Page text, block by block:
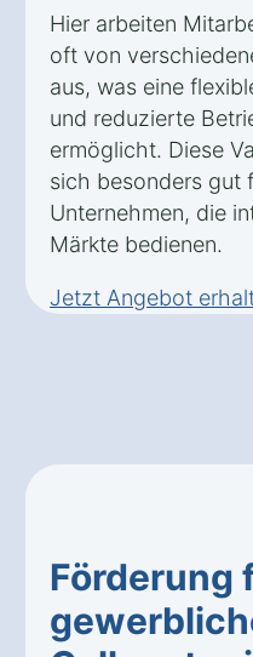
Hier arbeiten
oft von
aus, was eine
und reduzierte
ermöglicht. Diese
sich besonders gut
Unternehmen, die
Märkte bedienen.
Jetzt Angebot
Förderung